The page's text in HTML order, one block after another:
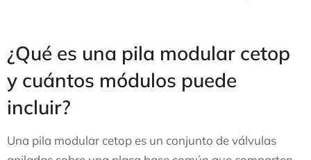
¿Qué es una pila modular cetop
y cuántos módulos puede
incluir?
Una pila modular cetop es un conjunto de válvulas